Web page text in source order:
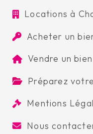
Locations à
Acheter un
Vendre un bien
Préparez
Mentions
Nous